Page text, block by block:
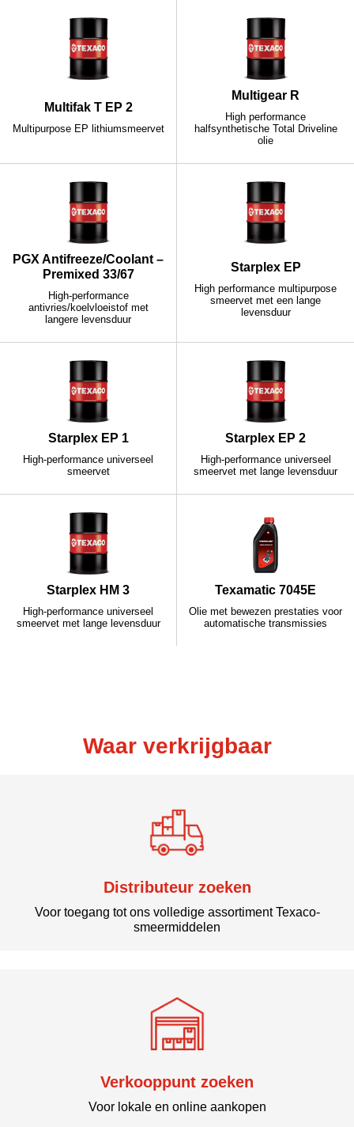
Multifak T EP 2
Multipurpose EP lithiumsmeervet
Multigear R
High performance
halfsynthetische Total Driveline
olie
PGX Antifreeze/Coolant –
Premixed 33/67
High-performance
antivries/koelvloeistof met
langere levensduur
Starplex EP
High performance multipurpose
smeervet met een lange
levensduur
Starplex EP 1
High-performance universeel
smeervet
Starplex EP 2
High-performance universeel
smeervet met lange levensduur
Starplex HM 3
High-performance universeel
smeervet met lange levensduur
Texamatic 7045E
Olie met bewezen prestaties voor
automatische transmissies
Waar verkrijgbaar
Distributeur zoeken
Voor toegang tot ons volledige assortiment Texaco-
smeermiddelen
Verkooppunt zoeken
Voor lokale en online aankopen
Neem contact met ons op